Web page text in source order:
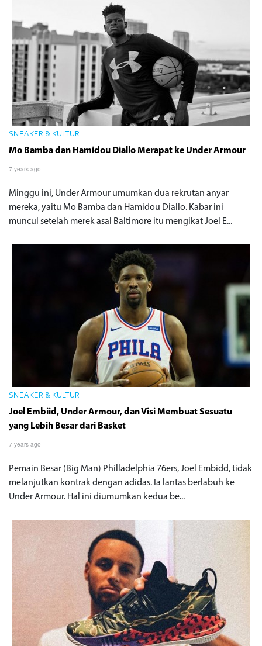
SNEAKER & KULTUR
Mo Bamba dan Hamidou Diallo Merapat ke Under Armour
7 years ago
Minggu ini, Under Armour umumkan dua rekrutan anyar
mereka, yaitu Mo Bamba dan Hamidou Diallo. Kabar ini
muncul setelah merek asal Baltimore itu mengikat Joel E...
SNEAKER & KULTUR
Joel Embiid, Under Armour, dan Visi Membuat Sesuatu
yang Lebih Besar dari Basket
7 years ago
Pemain Besar (Big Man) Philladelphia 76ers, Joel Embidd, tidak
melanjutkan kontrak dengan adidas. Ia lantas berlabuh ke
Under Armour. Hal ini diumumkan kedua be...